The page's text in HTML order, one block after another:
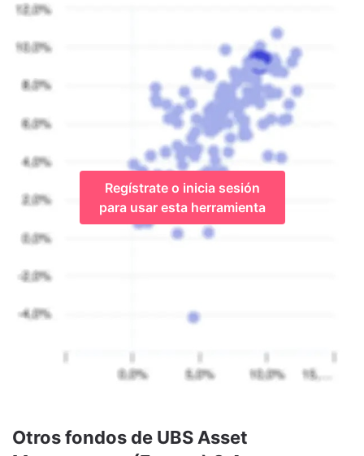
Regístrate o inicia sesión
para usar esta herramienta
Otros fondos de UBS Asset